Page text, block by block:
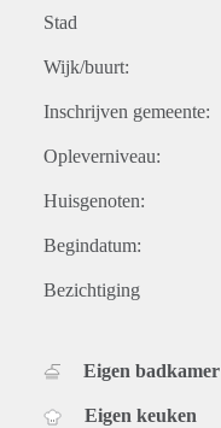
Stad
Wijk/buurt:
Inschrijven gemeente:
Opleverniveau:
Huisgenoten:
Begindatum:
Bezichtiging
Eigen badkamer
Eigen keuken